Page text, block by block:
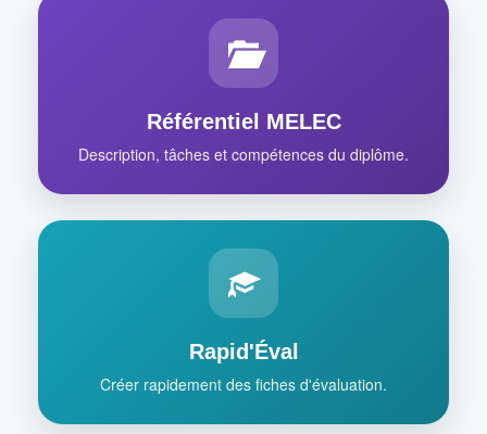
Référentiel MELEC
Description, tâches et compétences du diplôme.
Rapid'Éval
Créer rapidement des fiches d'évaluation.